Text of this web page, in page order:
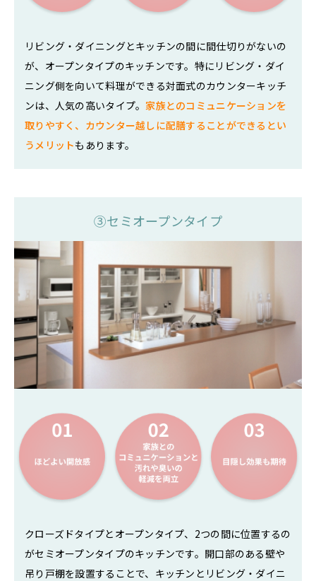
リビング・ダイニングとキッチンの間に間仕切りがないの
が、オープンタイプのキッチンです。特にリビング・ダイ
ニング側を向いて料理ができる対面式のカウンターキッチ
ンは、人気の高いタイプ。 家族とのコミュニケーションを
取りやすく、カウンター越しに配膳することができるとい
うメリットもあります。
③セミオープンタイプ
クローズドタイプとオープンタイプ、2つの間に位置するの
がセミオープンタイプのキッチンです。開口部のある壁や
吊り戸棚を設置することで、キッチンとリビング・ダイニ